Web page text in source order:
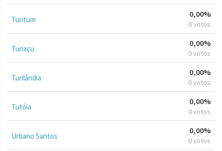
Tuntum
0,00%
0 votos
Turiaçu
0,00%
0 votos
Turilândia
0,00%
0 votos
Tutóia
0,00%
0 votos
Urbano Santos
0,00%
0 votos